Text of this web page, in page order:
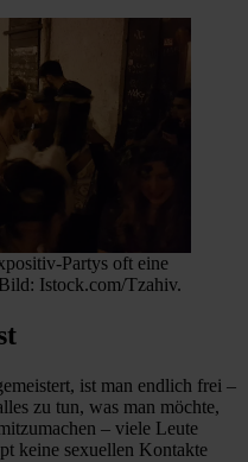
Partys oft eine
Istock.com/Tzahiv.
ist man endlich frei –
zu tun, was man möchte,
– viele Leute
keine sexuellen Kontakte